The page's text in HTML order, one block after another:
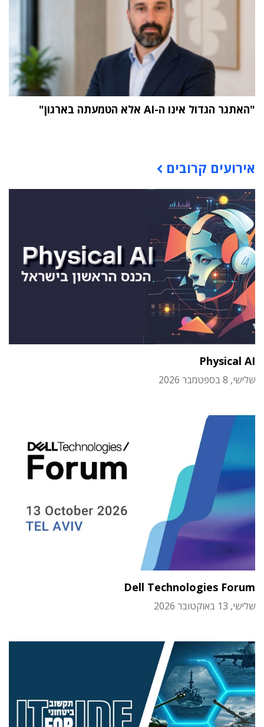
"האתגר הגדול אינו ה-AI אלא הטמעתה בארגון"
אירועים קרובים
Physical AI
שלישי, 8 בספטמבר 2026
Dell Technologies Forum
שלישי, 13 באוקטובר 2026